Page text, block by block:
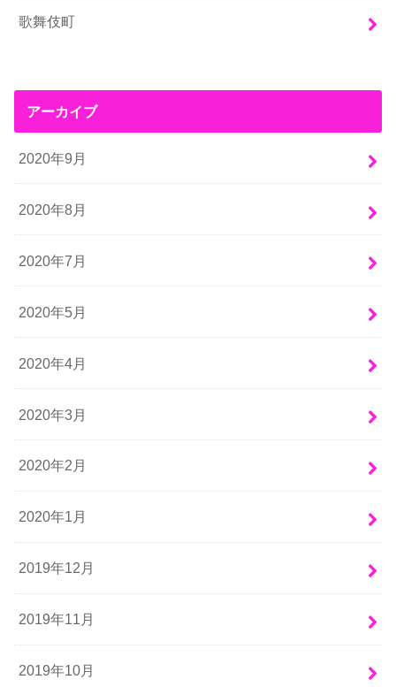
歌舞伎町
アーカイブ
2020年9月
2020年8月
2020年7月
2020年5月
2020年4月
2020年3月
2020年2月
2020年1月
2019年12月
2019年11月
2019年10月